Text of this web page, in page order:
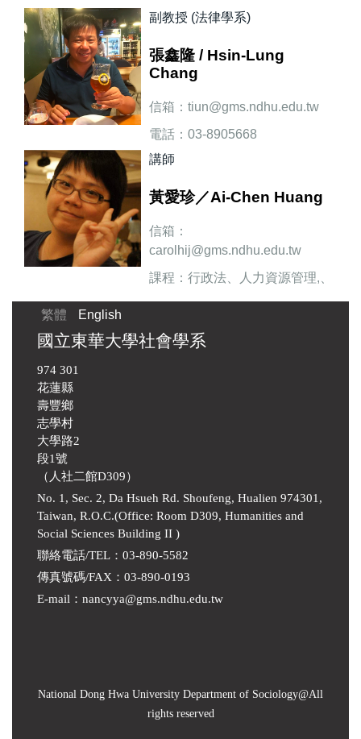
副教授 (法律學系)
張鑫隆 / Hsin-Lung
Chang
信箱：tiun@gms.ndhu.edu.tw
電話：03-8905668
研究方向：勞動法、社會保障
講師
黃愛珍／Ai-Chen Huang
信箱：
carolhij@gms.ndhu.edu.tw
課程：行政法、人力資源管理,、
繁體
English
國立東華大學社會學系
974 301
花蓮縣
壽豐鄉
志學村
大學路2
段1號
（人社二館D309）
No. 1, Sec. 2, Da Hsueh Rd. Shoufeng, Hualien 974301,
Taiwan, R.O.C.(Office: Room D309, Humanities and
Social Sciences Building II )
聯絡電話/TEL：03-890-5582
傳真號碼/FAX：03-890-0193
E-mail ： nancyya@gms.ndhu.edu.tw
National Dong Hwa University Department of Sociology@All
rights reserved